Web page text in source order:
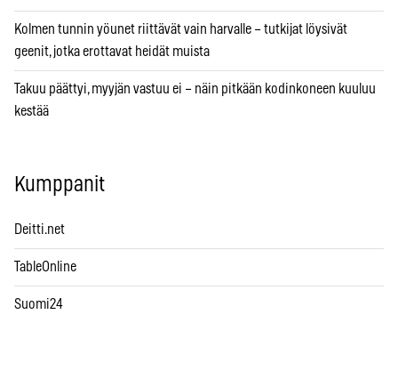
Kolmen tunnin yöunet riittävät vain harvalle – tutkijat löysivät
geenit, jotka erottavat heidät muista
Takuu päättyi, myyjän vastuu ei – näin pitkään kodinkoneen kuuluu
kestää
Kumppanit
Deitti.net
TableOnline
Suomi24